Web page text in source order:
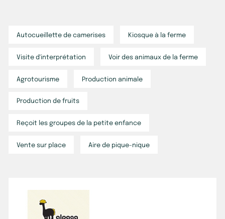
Autocueillette de camerises Kiosque à la ferme
Visite d'interprétation Voir des animaux de la ferme
Agrotourisme Production animale
Production de fruits
Reçoit les groupes de la petite enfance
Vente sur place Aire de pique-nique